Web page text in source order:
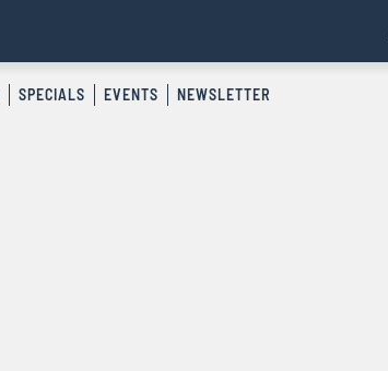
SPECIALS EVENTS NEWSLETTER